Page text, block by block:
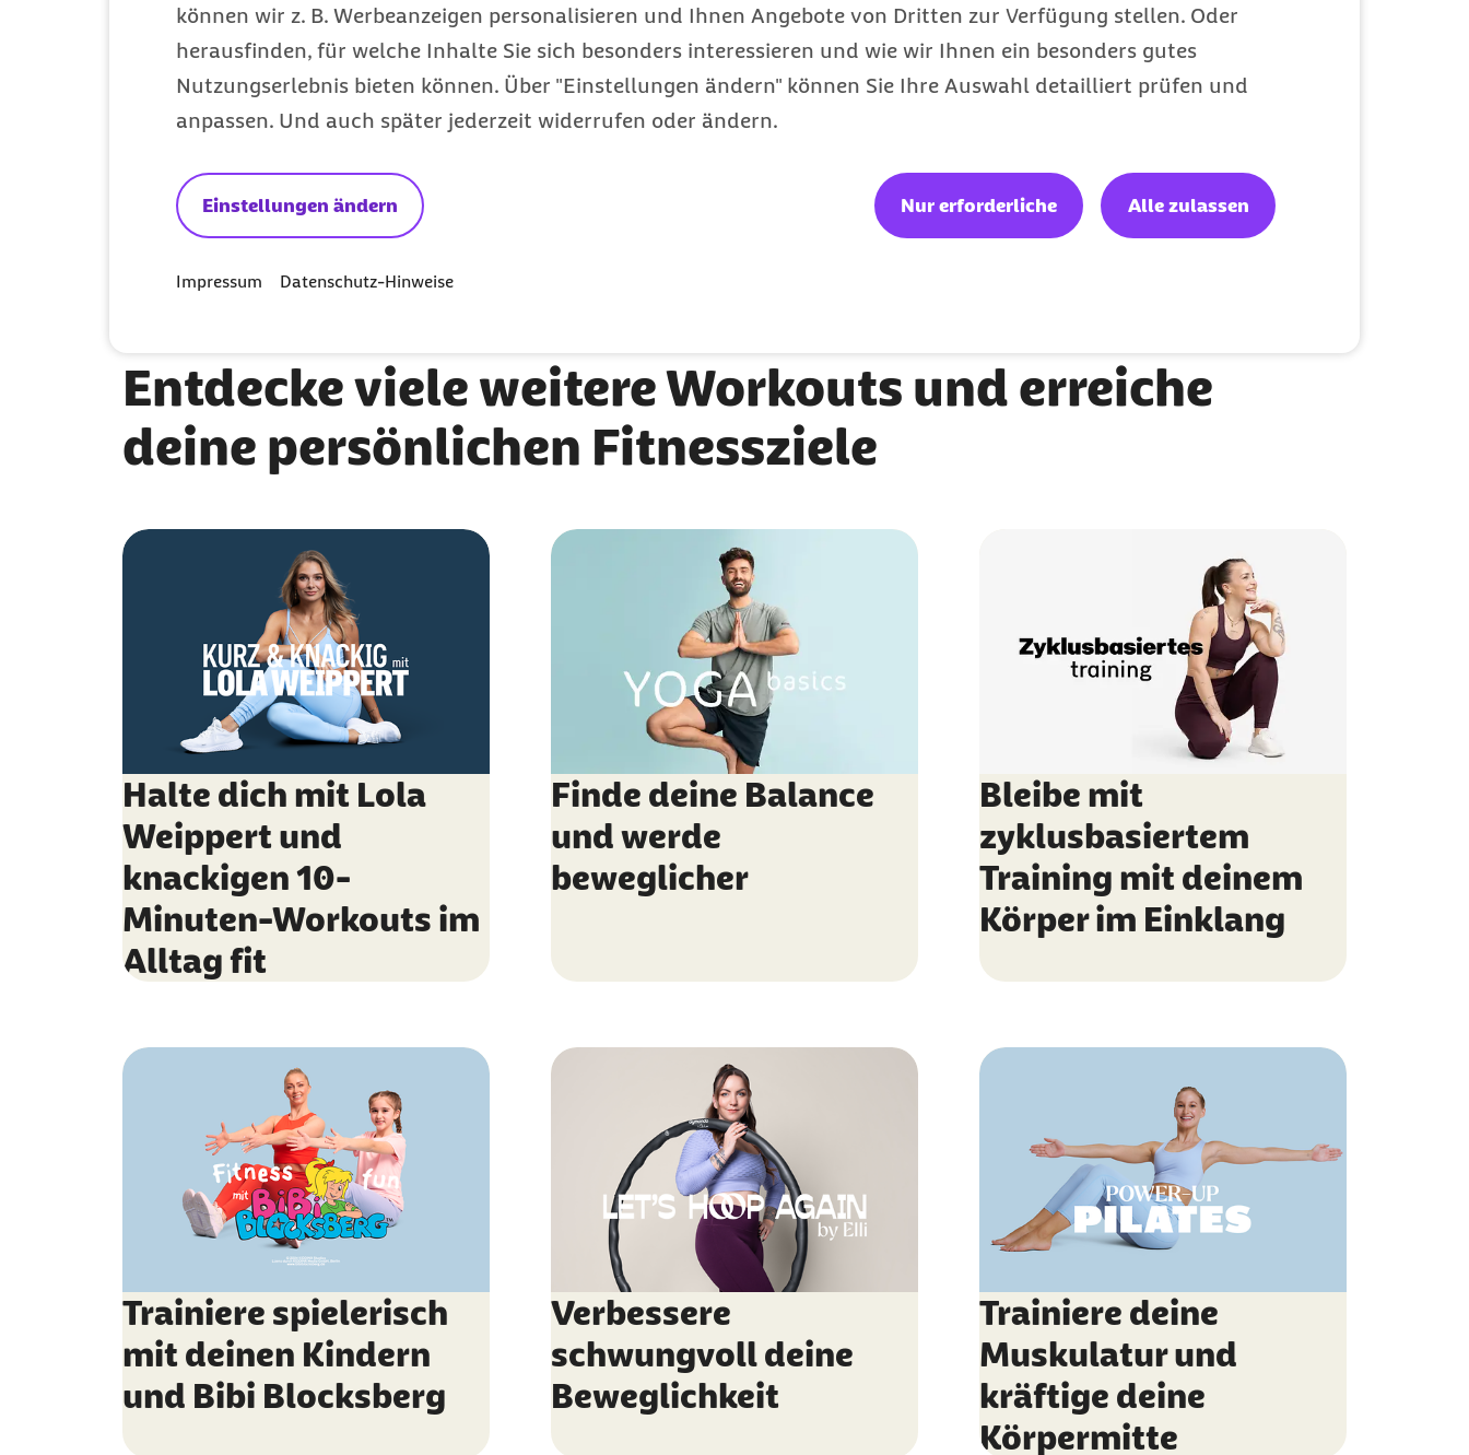
können wir z. B. Werbeanzeigen personalisieren und Ihnen Angebote von Dritten zur Verfügung stellen. Oder
herausfinden, für welche Inhalte Sie sich besonders interessieren und wie wir Ihnen ein besonders gutes
Nutzungserlebnis bieten können. Über "Einstellungen ändern" können Sie Ihre Auswahl detailliert prüfen und
anpassen. Und auch später jederzeit widerrufen oder ändern.
Einstellungen ändern Nur erforderliche Alle zulassen
Impressum Datenschutz-Hinweise
Rücken Fit & Gesund:
Haltung verbessern
Effektive Übungen zur Soforthilfe
Laufen leicht
gemacht:
Ganzkörperkräftigung:
Muskelkraft aufbauen
Entdecke viele weitere Workouts und erreiche
deine persönlichen Fitnessziele
Halte dich mit Lola
Weippert und
knackigen 10-
Minuten-Workouts im
Alltag fit
Finde deine Balance
und werde
beweglicher
Bleibe mit
zyklusbasiertem
Training mit deinem
Körper im Einklang
Trainiere spielerisch
mit deinen Kindern
und Bibi Blocksberg
Verbessere
schwungvoll deine
Beweglichkeit
Trainiere deine
Muskulatur und
kräftige deine
Körpermitte